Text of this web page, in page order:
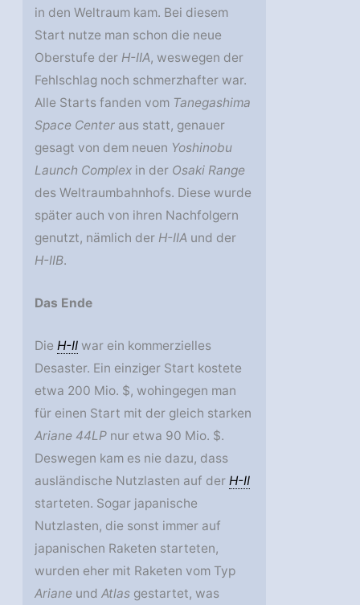
in den Weltraum kam. Bei diesem
Start nutze man schon die neue
Oberstufe derH-IIA, weswegen der
Fehlschlag noch schmerzhafter war.
Alle Starts fanden vom Tanegashima
Space Center aus statt, genauer
gesagt von dem neuen Yoshinobu
Launch Complex in der Osaki Range
des Weltraumbahnhofs. Diese wurde
später auch von ihren Nachfolgern
genutzt, nämlich derH-IIA und der
H-IIB.
Das Ende
Die H-II war ein kommerzielles
Desaster. Ein einziger Start kostete
etwa 200 Mio. $, wohingegen man
für einen Start mit der gleich starken
Ariane 44LP nur etwa 90 Mio. $.
Deswegen kam es nie dazu, dass
ausländische Nutzlasten auf der H-II
starteten. Sogar japanische
Nutzlasten, die sonst immer auf
japanischen Raketen starteten,
wurden eher mit Raketen vom Typ
Ariane undAtlas gestartet, was